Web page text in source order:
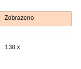
Zobrazeno
138 x